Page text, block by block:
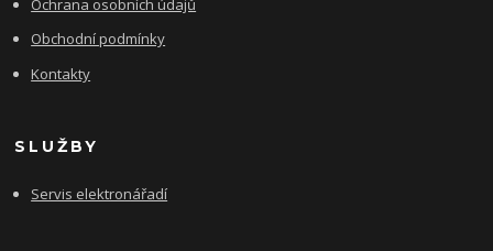
Ochrana osobních údajů
Obchodní podmínky
Kontakty
SLUŽBY
Servis elektronářadí